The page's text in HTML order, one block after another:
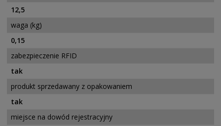
12,5
waga (kg)
0,15
zabezpieczenie RFID
tak
produkt sprzedawany z opakowaniem
tak
miejsce na dowód rejestracyjny